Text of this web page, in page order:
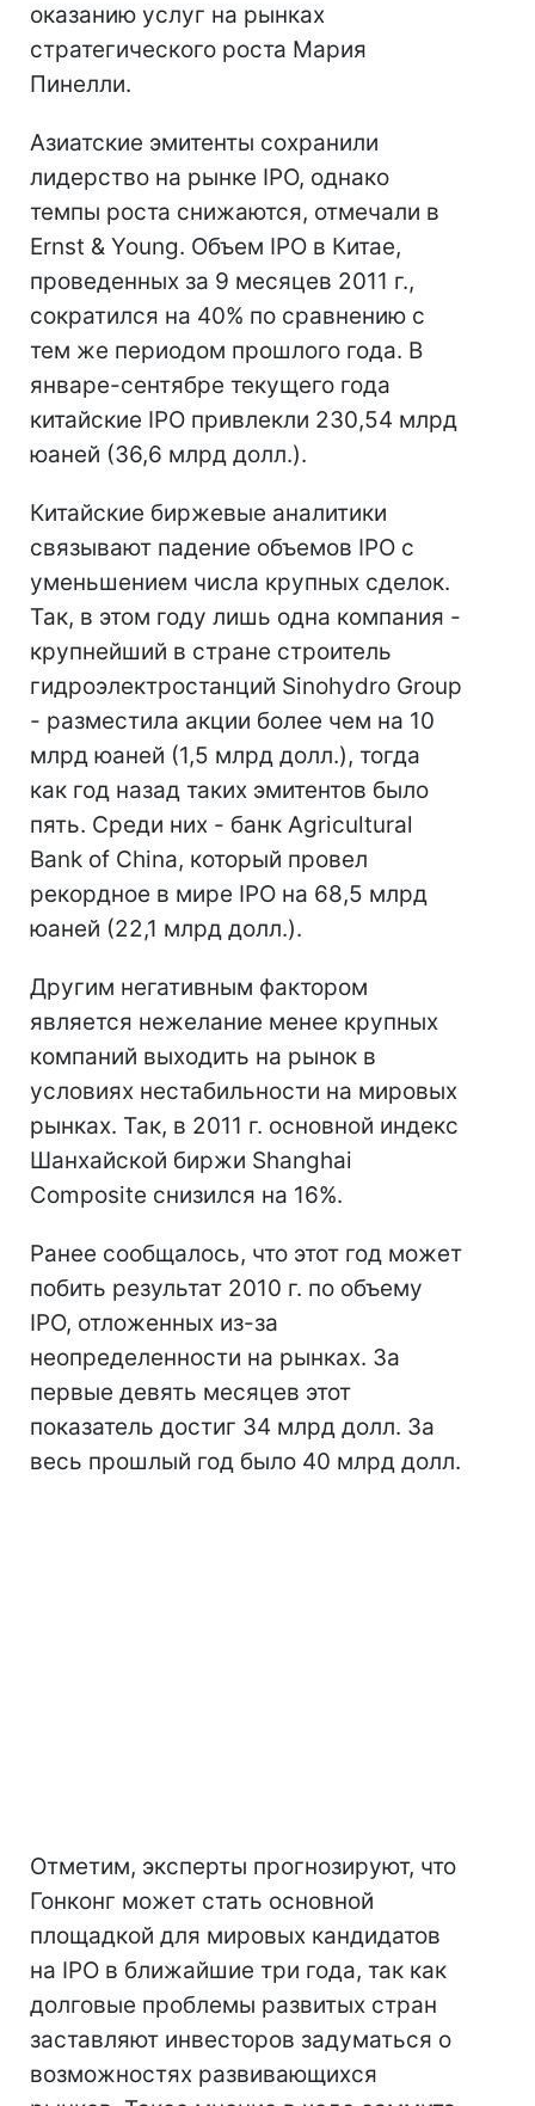
оказанию услуг на рынках
стратегического роста Мария
Пинелли.
Азиатские эмитенты сохранили
лидерство на рынке IPO, однако
темпы роста снижаются, отмечали в
Ernst & Young. Объем IPO в Китае,
проведенных за 9 месяцев 2011 г.,
сократился на 40% по сравнению с
тем же периодом прошлого года. В
январе-сентябре текущего года
китайские IPO привлекли 230,54 млрд
юаней (36,6 млрд долл.).
Китайские биржевые аналитики
связывают падение объемов IPO с
уменьшением числа крупных сделок.
Так, в этом году лишь одна компания -
крупнейший в стране строитель
гидроэлектростанций Sinohydro Group
- разместила акции более чем на 10
млрд юаней (1,5 млрд долл.), тогда
как год назад таких эмитентов было
пять. Среди них - банк Agricultural
Bank of China, который провел
рекордное в мире IPO на 68,5 млрд
юаней (22,1 млрд долл.).
Другим негативным фактором
является нежелание менее крупных
компаний выходить на рынок в
условиях нестабильности на мировых
рынках. Так, в 2011 г. основной индекс
Шанхайской биржи Shanghai
Composite снизился на 16%.
Ранее сообщалось, что этот год может
побить результат 2010 г. по объему
IPO, отложенных из-за
неопределенности на рынках. За
первые девять месяцев этот
показатель достиг 34 млрд долл. За
весь прошлый год было 40 млрд долл.
Отметим, эксперты прогнозируют, что
Гонконг может стать основной
площадкой для мировых кандидатов
на IPO в ближайшие три года, так как
долговые проблемы развитых стран
заставляют инвесторов задуматься о
возможностях развивающихся